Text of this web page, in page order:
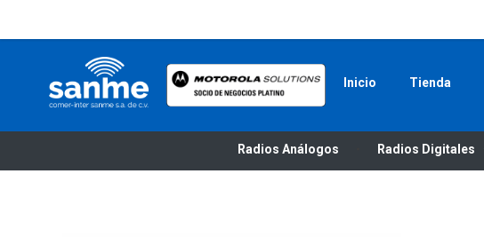
Inicio Tienda
Radios Análogos Radios Digitales